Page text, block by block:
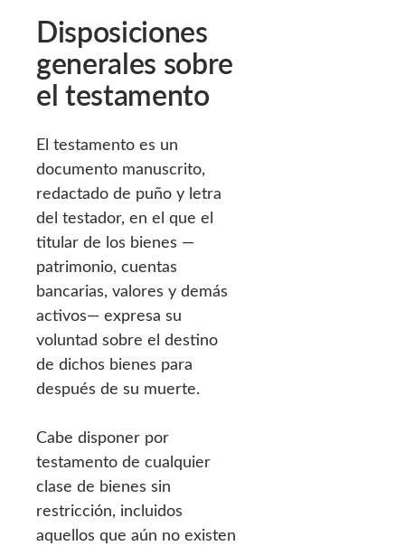
Disposiciones
generales sobre
el testamento
El testamento es un
documento manuscrito,
redactado de puño y letra
del testador, en el que el
titular de los bienes —
patrimonio, cuentas
bancarias, valores y demás
activos— expresa su
voluntad sobre el destino
de dichos bienes para
después de su muerte.
Cabe disponer por
testamento de cualquier
clase de bienes sin
restricción, incluidos
aquellos que aún no existen